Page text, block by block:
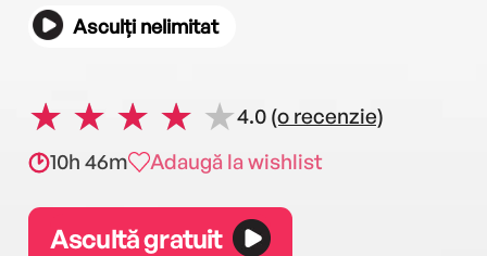
Asculți nelimitat
4.0 (o recenzie)
10h 46m
Adaugă la wishlist
Ascultă gratuit